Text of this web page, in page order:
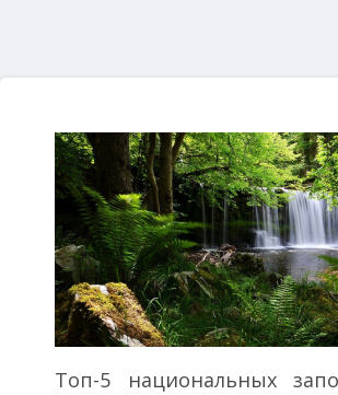
Топ-5 национальных